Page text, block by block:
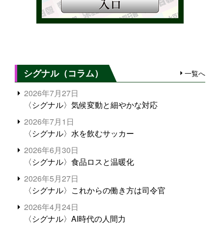
シグナル（コラム） 一覧へ
2026年7月27日
〈シグナル〉気候変動と細やかな対応
2026年7月1日
〈シグナル〉水を飲むサッカー
2026年6月30日
〈シグナル〉食品ロスと温暖化
2026年5月27日
〈シグナル〉これからの働き方は司令官
2026年4月24日
〈シグナル〉AI時代の人間力